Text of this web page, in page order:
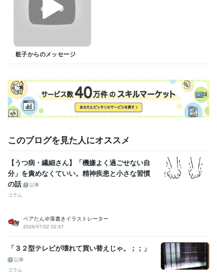
粧子からのメッセージ
このブログを見た人にオススメ
【うつ病・繊細さん】「機嫌よく過ごせない自
分」を責めなくていい。精神疾患と小さな習慣
の話
記事
コラム
ベアたん＠落書きイラストレーター
2026/07/02 02:47
「３２型テレビが壊れて買い替えじゃ。；；」
記事
コラム